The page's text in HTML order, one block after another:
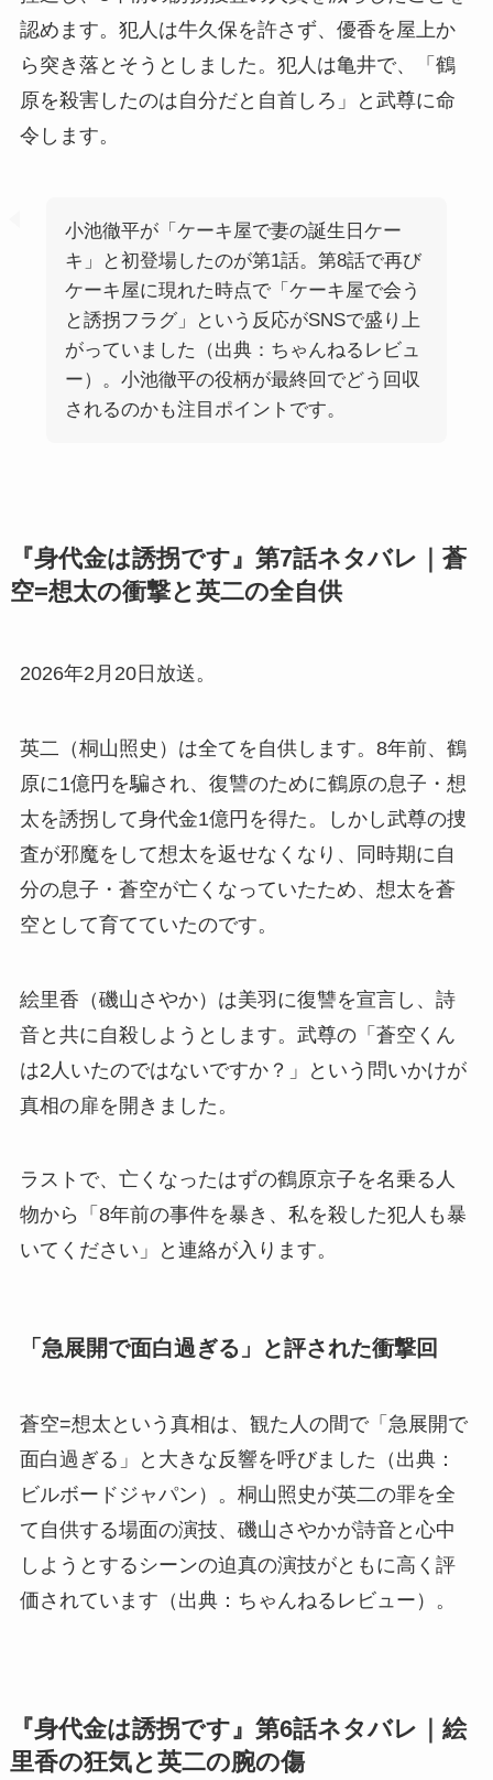
認めます。犯人は牛久保を許さず、優香を屋上か
ら突き落とそうとしました。犯人は亀井で、「鶴
原を殺害したのは自分だと自首しろ」と武尊に命
令します。
小池徹平が「ケーキ屋で妻の誕生日ケー
キ」と初登場したのが第1話。第8話で再び
ケーキ屋に現れた時点で「ケーキ屋で会う
と誘拐フラグ」という反応がSNSで盛り上
がっていました（出典：ちゃんねるレビュ
ー）。小池徹平の役柄が最終回でどう回収
されるのかも注目ポイントです。
『身代金は誘拐です』第7話ネタバレ｜蒼
空=想太の衝撃と英二の全自供
2026年2月20日放送。
英二（桐山照史）は全てを自供します。8年前、鶴
原に1億円を騙され、復讐のために鶴原の息子・想
太を誘拐して身代金1億円を得た。しかし武尊の捜
査が邪魔をして想太を返せなくなり、同時期に自
分の息子・蒼空が亡くなっていたため、想太を蒼
空として育てていたのです。
絵里香（磯山さやか）は美羽に復讐を宣言し、詩
音と共に自殺しようとします。武尊の「蒼空くん
は2人いたのではないですか？」という問いかけが
真相の扉を開きました。
ラストで、亡くなったはずの鶴原京子を名乗る人
物から「8年前の事件を暴き、私を殺した犯人も暴
いてください」と連絡が入ります。
「急展開で面白過ぎる」と評された衝撃回
蒼空=想太という真相は、観た人の間で「急展開で
面白過ぎる」と大きな反響を呼びました（出典：
ビルボードジャパン）。桐山照史が英二の罪を全
て自供する場面の演技、磯山さやかが詩音と心中
しようとするシーンの迫真の演技がともに高く評
価されています（出典：ちゃんねるレビュー）。
『身代金は誘拐です』第6話ネタバレ｜絵
里香の狂気と英二の腕の傷